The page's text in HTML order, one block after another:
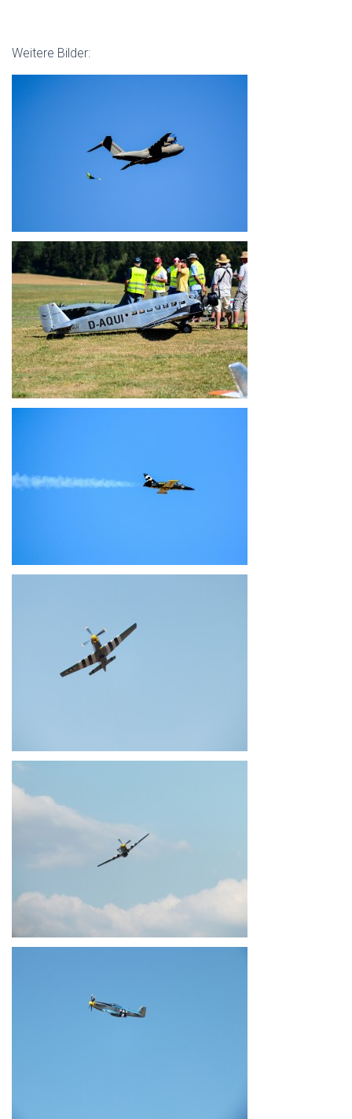
Weitere Bilder: